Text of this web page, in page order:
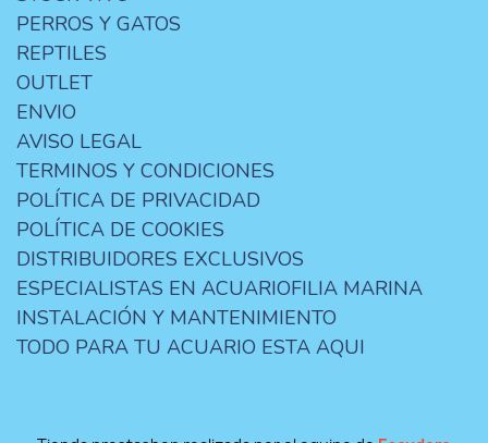
PERROS Y GATOS
REPTILES
OUTLET
ENVIO
AVISO LEGAL
TERMINOS Y CONDICIONES
POLÍTICA DE PRIVACIDAD
POLÍTICA DE COOKIES
DISTRIBUIDORES EXCLUSIVOS
ESPECIALISTAS EN ACUARIOFILIA MARINA
INSTALACIÓN Y MANTENIMIENTO
TODO PARA TU ACUARIO ESTA AQUI